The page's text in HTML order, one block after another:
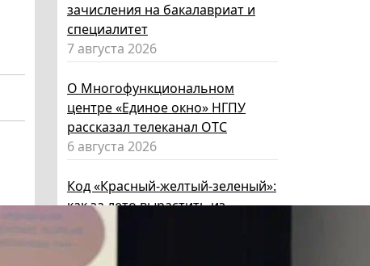
зачисления на бакалавриат и
специалитет
7 августа 2026
О Многофункциональном
центре «Единое окно» НГПУ
рассказал телеканал ОТС
6 августа 2026
Код «Красный-желтый-зеленый»:
как за лето вырастить из
ребенка эксперта по личной
безопасности